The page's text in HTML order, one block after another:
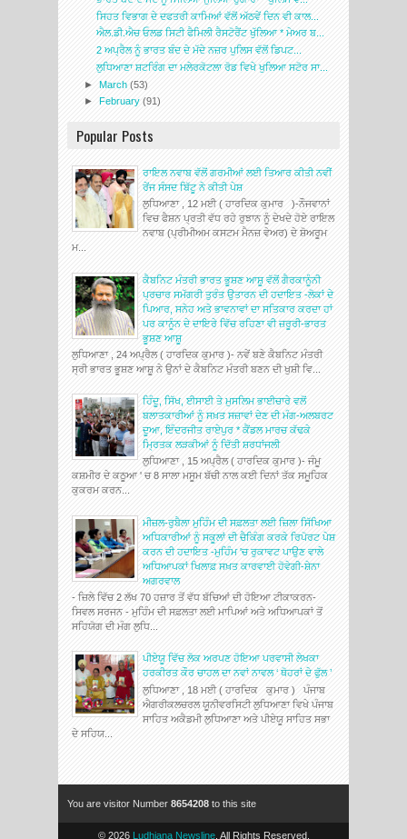
ਸਿਹਤ ਵਿਭਾਗ ਦੇ ਦਫਤਰੀ ਕਾਮਿਆਂ ਵੱਲੋਂ ਅੱਠਵੇਂ ਦਿਨ ਵੀ ਕਾਲ...
ਐਲ.ਡੀ.ਐਚ ਓਲਡ ਸਿਟੀ ਫੈਮਿਲੀ ਰੈਸਟੋਰੈਂਟ ਖੁੱਲਿਆ * ਮੇਅਰ ਬ...
2 ਅਪ੍ਰੈਲ ਨੂੰ ਭਾਰਤ ਬੰਦ ਦੇ ਮੱਦੇ ਨਜ਼ਰ ਪੁਲਿਸ ਵੱਲੋਂ ਡਿਪਟ...
ਲੁਧਿਆਣਾ ਸ਼ਟਰਿੰਗ ਦਾ ਮਲੇਰਕੋਟਲਾ ਰੋਡ ਵਿਖੇ ਖੁਲਿਆ ਸਟੋਰ ਸਾ...
►March(53)
►
February(91)
Popular Posts
ਰਾਇਲ ਨਵਾਬ ਵੱਲੋਂ ਗਰਮੀਆਂ ਲਈ ਤਿਆਰ ਕੀਤੀ ਨਵੀਂ
ਰੇਂਜ ਸੰਸਦ ਬਿੱਟੂ ਨੇ ਕੀਤੀ ਪੇਸ਼
ਲੁਧਿਆਣਾ , 12 ਮਈ ( ਹਾਰਦਿਕ ਕੁਮਾਰ )-ਨੌਜਵਾਨਾਂ
ਵਿਚ ਫੈਸ਼ਨ ਪ੍ਰਤੀ ਵੱਧ ਰਹੇ ਰੁਝਾਨ ਨੂੰ ਦੇਖਦੇ ਹੋਏ ਰਾਇਲ
ਨਵਾਬ (ਪ੍ਰੀਮੀਅਮ ਕਸਟਮ ਮੈਨਜ਼ ਵੇਅਰ) ਦੇ ਸ਼ੋਅਰੂਮ
ਮ...
ਕੈਬਨਿਟ ਮੰਤਰੀ ਭਾਰਤ ਭੂਸ਼ਣ ਆਸ਼ੂ ਵੱਲੋਂ ਗੈਰਕਾਨੂੰਨੀ
ਪ੍ਰਚਾਰ ਸਮੱਗਰੀ ਤੁਰੰਤ ਉਤਾਰਨ ਦੀ ਹਦਾਇਤ -ਲੋਕਾਂ ਦੇ
ਪਿਆਰ, ਸਨੇਹ ਅਤੇ ਭਾਵਨਾਵਾਂ ਦਾ ਸਤਿਕਾਰ ਕਰਦਾ ਹਾਂ
ਪਰ ਕਾਨੂੰਨ ਦੇ ਦਾਇਰੇ ਵਿੱਚ ਰਹਿਣਾ ਵੀ ਜ਼ਰੂਰੀ-ਭਾਰਤ
ਭੂਸ਼ਣ ਆਸ਼ੂ
ਲੁਧਿਆਣਾ , 24 ਅਪ੍ਰੈਲ ( ਹਾਰਦਿਕ ਕੁਮਾਰ )- ਨਵੇਂ ਬਣੇ ਕੈਬਨਿਟ ਮੰਤਰੀ
ਸ੍ਰੀ ਭਾਰਤ ਭੂਸ਼ਣ ਆਸ਼ੂ ਨੇ ਉਨਾਂ ਦੇ ਕੈਬਨਿਟ ਮੰਤਰੀ ਬਣਨ ਦੀ ਖੁਸ਼ੀ ਵਿ...
ਹਿੰਦੂ, ਸਿੱਖ, ਈਸਾਈ ਤੇ ਮੁਸਲਿਮ ਭਾਈਚਾਰੇ ਵਲੋਂ
ਬਲਾਤਕਾਰੀਆਂ ਨੂੰ ਸਖ਼ਤ ਸਜ਼ਾਵਾਂ ਦੇਣ ਦੀ ਮੰਗ-ਅਲਬਰਟ
ਦੂਆ, ਇੰਦਰਜੀਤ ਰਾਏਪੁਰ * ਕੈਂਡਲ ਮਾਰਚ ਕੱਢਕੇ
ਮ੍ਰਿਤਕ ਲੜਕੀਆਂ ਨੂੰ ਦਿੱਤੀ ਸ਼ਰਧਾਂਜਲੀ
ਲੁਧਿਆਣਾ , 15 ਅਪ੍ਰੈਲ ( ਹਾਰਦਿਕ ਕੁਮਾਰ )- ਜੰਮੂ
ਕਸ਼ਮੀਰ ਦੇ ਕਠੂਆ ' ਚ 8 ਸਾਲਾ ਮਸੂਮ ਬੱਚੀ ਨਾਲ ਕਈ ਦਿਨਾਂ ਤੱਕ ਸਮੂਹਿਕ
ਕੁਕਰਮ ਕਰਨ...
ਮੀਜ਼ਲ-ਰੁਬੈਲਾ ਮੁਹਿੰਮ ਦੀ ਸਫ਼ਲਤਾ ਲਈ ਜ਼ਿਲਾ ਸਿੱਖਿਆ
ਅਧਿਕਾਰੀਆਂ ਨੂੰ ਸਕੂਲਾਂ ਦੀ ਚੈਕਿੰਗ ਕਰਕੇ ਰਿਪੋਰਟ ਪੇਸ਼
ਕਰਨ ਦੀ ਹਦਾਇਤ -ਮੁਹਿੰਮ 'ਚ ਰੁਕਾਵਟ ਪਾਉਣ ਵਾਲੇ
ਅਧਿਆਪਕਾਂ ਖਿਲਾਫ਼ ਸਖ਼ਤ ਕਾਰਵਾਈ ਹੋਵੇਗੀ-ਸ਼ੇਨਾ
ਅਗਰਵਾਲ
- ਜ਼ਿਲੇ ਵਿੱਚ 2 ਲੱਖ 70 ਹਜ਼ਾਰ ਤੋਂ ਵੱਧ ਬੱਚਿਆਂ ਦੀ ਹੋਇਆ ਟੀਕਾਕਰਨ-
ਸਿਵਲ ਸਰਜਨ - ਮੁਹਿੰਮ ਦੀ ਸਫ਼ਲਤਾ ਲਈ ਮਾਪਿਆਂ ਅਤੇ ਅਧਿਆਪਕਾਂ ਤੋਂ
ਸਹਿਯੋਗ ਦੀ ਮੰਗ ਲੁਧਿ...
ਪੀਏਯੂ ਵਿੱਚ ਲੋਕ ਅਰਪਣ ਹੋਇਆ ਪਰਵਾਸੀ ਲੇਖਕਾ
ਹਰਕੀਰਤ ਕੌਰ ਚਾਹਲ ਦਾ ਨਵਾਂ ਨਾਵਲ ‘ ਥੋਹਰਾਂ ਦੇ ਫੁੱਲ ’
ਲੁਧਿਆਣਾ , 18 ਮਈ ( ਹਾਰਦਿਕ ਕੁਮਾਰ ) ਪੰਜਾਬ
ਐਗਰੀਕਲਚਰਲ ਯੂਨੀਵਰਸਿਟੀ ਲੁਧਿਆਣਾ ਵਿਖੇ ਪੰਜਾਬ
ਸਾਹਿਤ ਅਕੈਡਮੀ ਲੁਧਿਆਣਾ ਅਤੇ ਪੀਏਯੂ ਸਾਹਿਤ ਸਭਾ
ਦੇ ਸਹਿਯ...
You are visitor Number 8654208 to this site
© 2026 Ludhiana Newsline. All Rights Reserved.